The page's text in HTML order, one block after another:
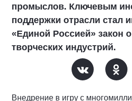
промыслов. Ключевым
поддержки отрасли стал
«Единой Россией» закон
творческих индустрий.
Внедрение в игру с